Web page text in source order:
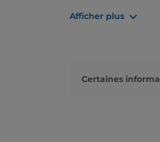
Même ceux qui ne
Pour les visiteurs
Afficher plus
Certaines